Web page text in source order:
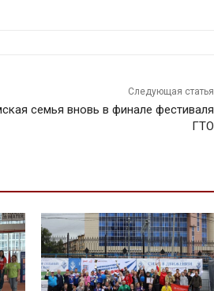
Следующая статья
семья вновь в финале фестиваля
ГТО